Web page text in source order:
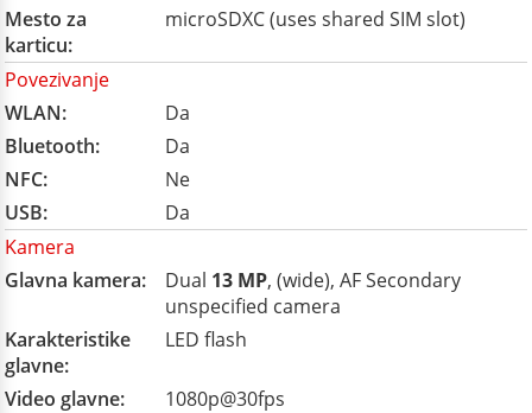
Mesto za
karticu:
microSDXC (uses shared SIM slot)
Povezivanje
WLAN:
Da
Bluetooth:
Da
NFC:
Ne
USB:
Da
Kamera
Glavna kamera:
Dual 13 MP, (wide), AF Secondary
unspecified camera
Karakteristike
glavne:
LED flash
Video glavne:
1080p@30fps